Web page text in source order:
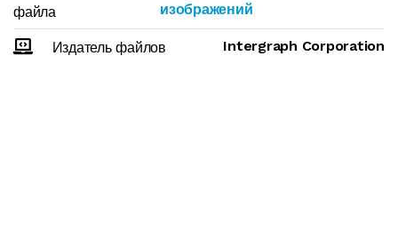
файла
изображений
Издатель файлов Intergraph Corporation